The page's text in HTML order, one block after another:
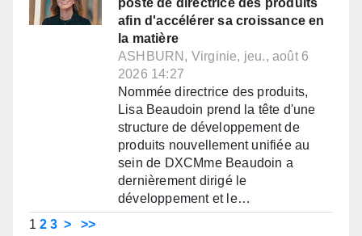
poste de directrice des produits
afin d'accélérer sa croissance en
la matière
ASHBURN, Virginie, jeu., août 6
2026 14:27
Nommée directrice des produits,
Lisa Beaudoin prend la tête d'une
structure de développement de
produits nouvellement unifiée au
sein de DXCMme Beaudoin a
dernièrement dirigé le
développement et le…
1 2 3 > >>